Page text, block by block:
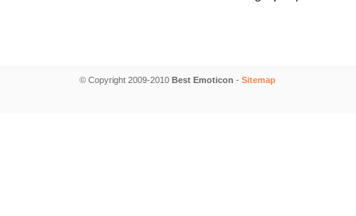
© Copyright 2009-2010 Best Emoticon - Sitemap